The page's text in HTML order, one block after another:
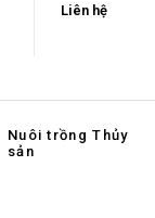
Liên hệ
Nuôi trồng Thủy
sản